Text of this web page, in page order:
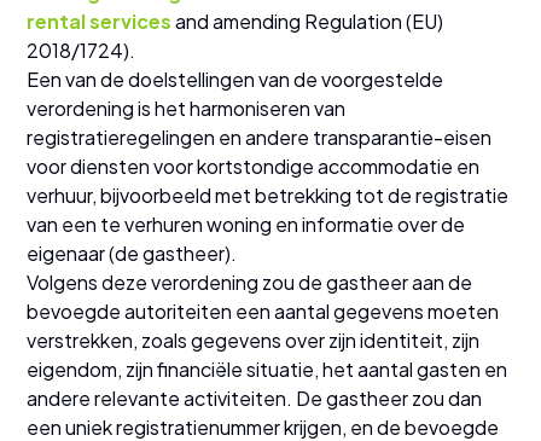
rental servicesand amending Regulation (EU)
2018/1724).
Een van de doelstellingen van de voorgestelde
verordening is het harmoniseren van
registratieregelingen en andere transparantie-eisen
voor diensten voor kortstondige accommodatie en
verhuur, bijvoorbeeld met betrekking tot de registratie
van een te verhuren woning en informatie over de
eigenaar (de gastheer).
Volgens deze verordening zou de gastheer aan de
bevoegde autoriteiten een aantal gegevens moeten
verstrekken, zoals gegevens over zijn identiteit, zijn
eigendom, zijn financiële situatie, het aantal gasten en
andere relevante activiteiten. De gastheer zou dan
een uniek registratienummer krijgen, en de bevoegde